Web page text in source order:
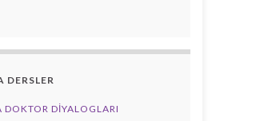
DERSLER
DIYALOGLARI